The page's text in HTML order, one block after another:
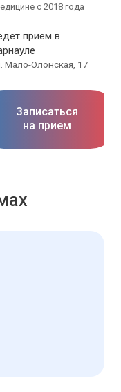
с 2018 года
прием в
Мало-Олонская, 17
Записаться
на прием